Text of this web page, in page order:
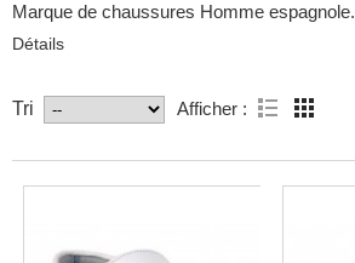
Marque de chaussures Homme espagnole.
Détails
Tri Afficher :